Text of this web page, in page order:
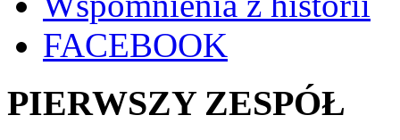
FACEBOOK
PIERWSZY ZESPÓŁ